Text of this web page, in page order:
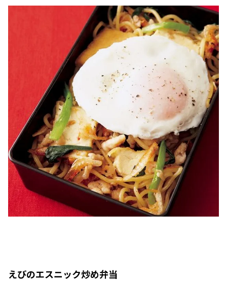
えびのエスニック炒め弁当